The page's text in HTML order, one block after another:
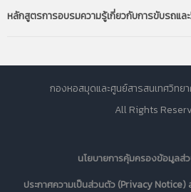
หลักสูตรการอบรมความรู้เกี่ยวกับการขับรถแล
กองหอสมุดและศูนย์สารสนเทศวิทยา
All Rights
นโยบายการคุ้มครองข้อมูลส่
ประกาศความเป็นส่วนตัว (Privacy Notice)